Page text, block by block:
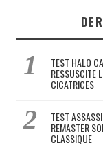
TEST HALO
RESSUSCITE
CICATRICES
TEST
REMASTER
CLASSIQUE